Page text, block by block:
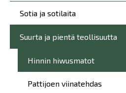
Sotia ja sotilaita
Suurta ja pientä teollisuutta
Hinnin hiwusmatot
Pattijoen viinatehdas